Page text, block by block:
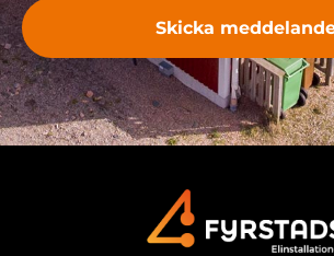
Skicka